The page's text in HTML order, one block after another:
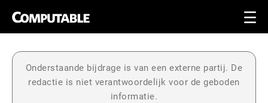
Onderstaande bijdrage is van een externe partij. De
redactie is niet verantwoordelijk voor de geboden
informatie.